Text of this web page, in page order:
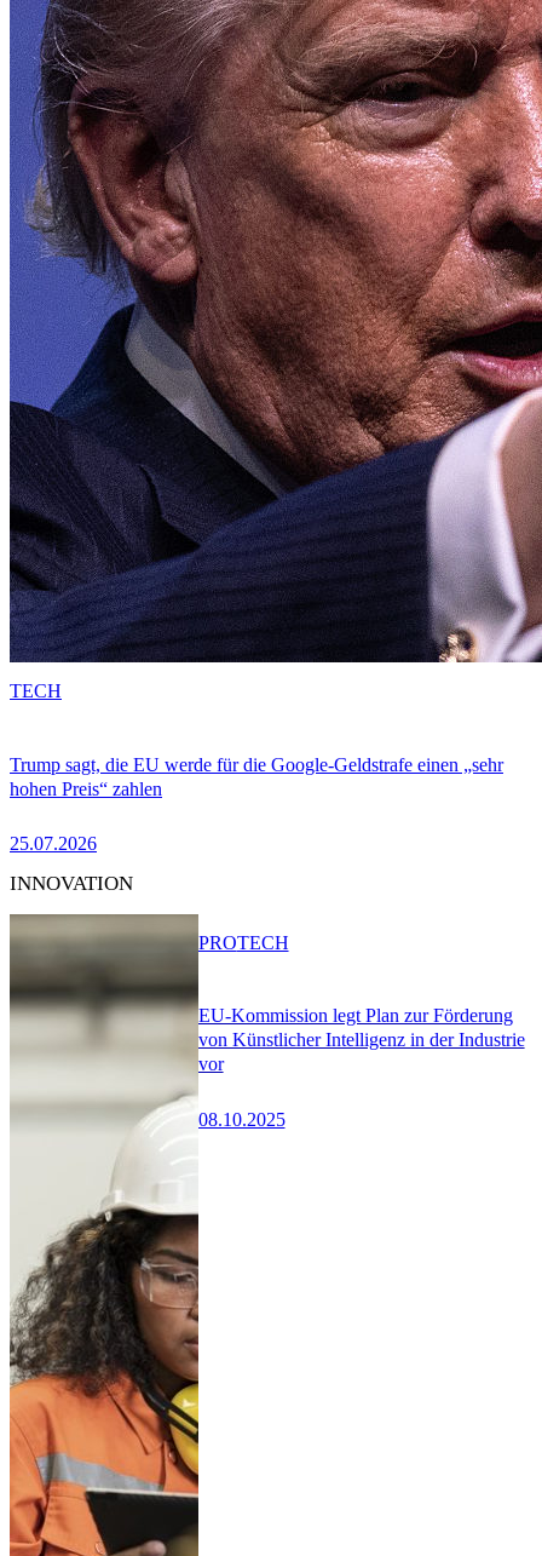
Trump sagt, die EU werde für die Google-Geldstrafe einen „sehr
hohen Preis“ zahlen
25.07.2026
TECH
INNOVATION
EU-Kommission legt Plan zur Förderung
von Künstlicher Intelligenz in der Industrie
vor
08.10.2025
PROTECH